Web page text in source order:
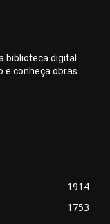
biblioteca digital
e conheça obras
1914
1753